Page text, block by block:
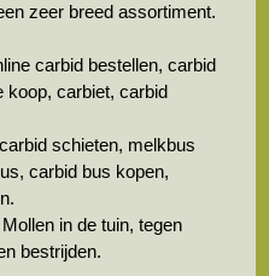
zeer breed assortiment.
carbid bestellen, carbid
koop, carbiet, carbid
schieten, melkbus
carbid bus kopen,
in de tuin, tegen
bestrijden.